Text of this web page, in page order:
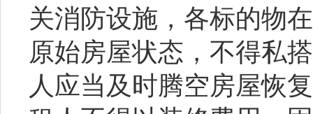
关消防设施，各标的物
原始房屋状态，不得私
人应当及时腾空房屋恢